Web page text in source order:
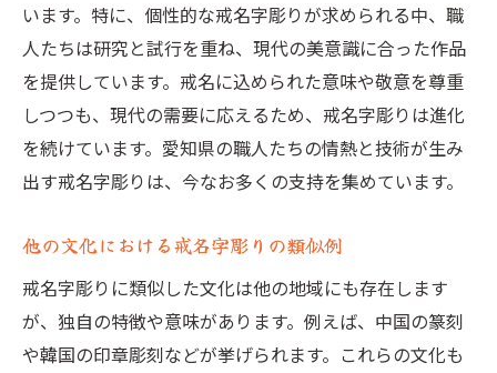
戒名字彫りと故人の永遠のつながり
心を込めて刻む戒名字彫りの未来への継承
次世代の職人への技術伝承
戒名字彫りの文化保存とその方法
現代社会における戒名字彫りの役割
技術革新がもたらす戒名字彫りの進化
戒名字彫りの伝統を守り続けるための取り
組み
います。特に、個性的な戒名字彫りが求められる中、職
人たちは研究と試行を重ね、現代の美意識に合った作品
を提供しています。戒名に込められた意味や敬意を尊重
しつつも、現代の需要に応えるため、戒名字彫りは進化
を続けています。愛知県の職人たちの情熱と技術が生み
出す戒名字彫りは、今なお多くの支持を集めています。
他の文化における戒名字彫りの類似例
戒名字彫りに類似した文化は他の地域にも存在します
が、独自の特徴や意味があります。例えば、中国の篆刻
や韓国の印章彫刻などが挙げられます。これらの文化も